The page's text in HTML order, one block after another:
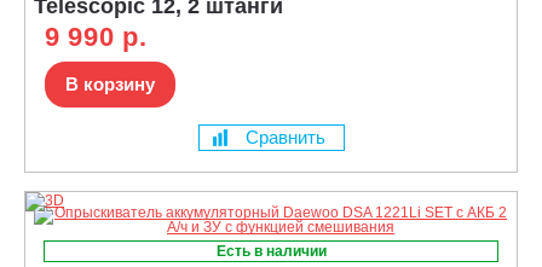
Telescopic 12, 2 штанги
9 990 р.
В корзину
Сравнить
Есть в наличии